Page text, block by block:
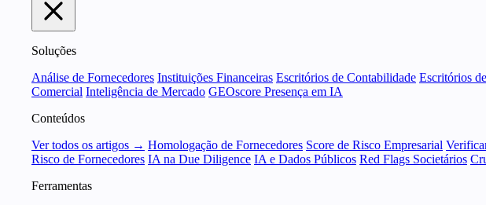
Soluções
Análise de Fornecedores Instituições Financeiras Escritórios de Contabilidade Escritórios
Comercial Inteligência de Mercado GEOscore Presença em IA
Conteúdos
Ver todos os artigos → Homologação de Fornecedores Score de Risco Empresarial
Risco de Fornecedores IA na Due Diligence IA e Dados Públicos Red Flags Societários
Ferramentas